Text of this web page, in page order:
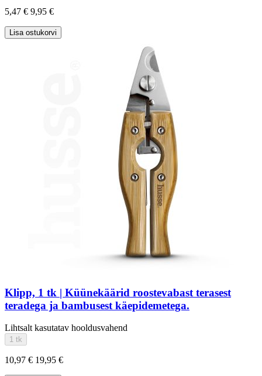
5,47 € 9,95 €
Lisa ostukorvi
Klipp, 1 tk | Küünekäärid roostevabast terasest
teradega ja bambusest käepidemetega.
Lihtsalt kasutatav hooldusvahend
1 tk
10,97 € 19,95 €